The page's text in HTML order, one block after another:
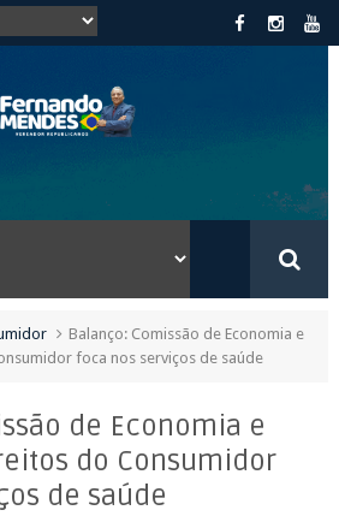
Balanço: Comissão de Economia e
foca nos serviços de saúde
de Economia e
do Consumidor
de saúde